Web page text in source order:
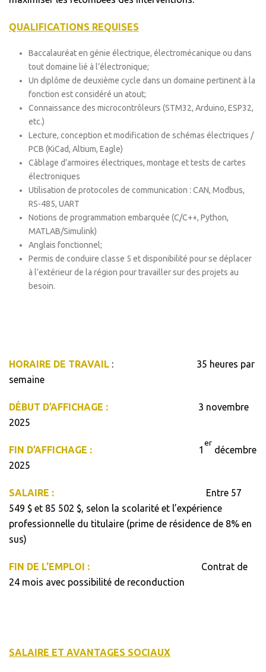
QUALIFICATIONS REQUISES
Baccalauréat en génie électrique, électromécanique ou dans
tout domaine lié à l’électronique;
Un diplôme de deuxième cycle dans un domaine pertinent à la
fonction est considéré un atout;
Connaissance des microcontrôleurs (STM32, Arduino, ESP32,
etc.)
Lecture, conception et modification de schémas électriques /
PCB (KiCad, Altium, Eagle)
Câblage d’armoires électriques, montage et tests de cartes
électroniques
Utilisation de protocoles de communication : CAN, Modbus,
RS-485, UART
Notions de programmation embarquée (C/C++, Python,
MATLAB/Simulink)
Anglais fonctionnel;
Permis de conduire classe 5 et disponibilité pour se déplacer
à l’extérieur de la région pour travailler sur des projets au
besoin.
HORAIRE DE TRAVAIL : 35 heures par
semaine
DÉBUT D’AFFICHAGE : 3 novembre
2025
FIN D’AFFICHAGE : 1
er
décembre
2025
SALAIRE : Entre 57
549 $ et 85 502 $, selon la scolarité et l’expérience
professionnelle du titulaire (prime de résidence de 8% en
sus)
FIN DE L’EMPLOI : Contrat de
24 mois avec possibilité de reconduction
SALAIRE ET AVANTAGES SOCIAUX